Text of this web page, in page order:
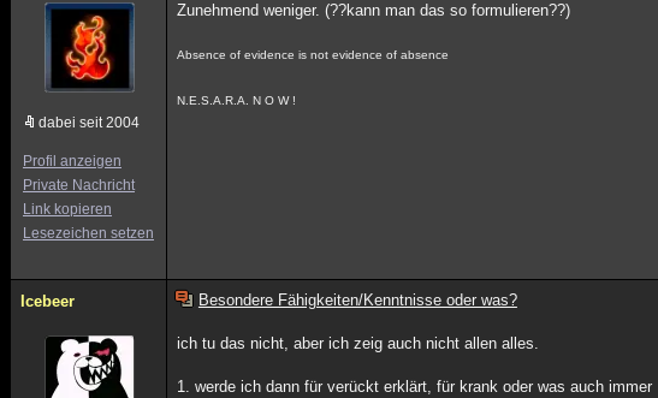
dabei seit 2004
Profil anzeigen
Private Nachricht
Link kopieren
Lesezeichen setzen
Zunehmend weniger. (??kann man das so formulieren??)
Absence of evidence is not evidence of absence
N.E.S.A.R.A. N O W !
Icebeer Besondere Fähigkeiten/Kenntnisse oder was?
ich tu das nicht, aber ich zeig auch nicht allen alles.
1. werde ich dann für verückt erklärt, für krank oder was auch immer